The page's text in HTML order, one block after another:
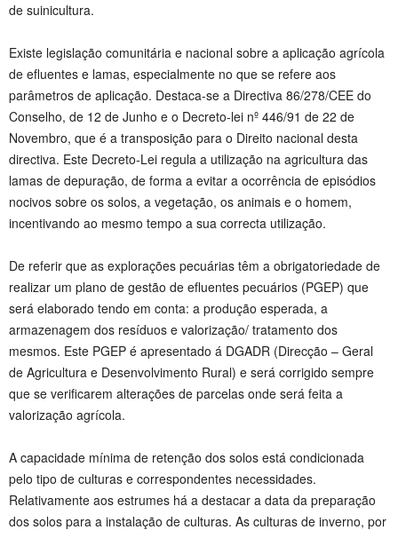
de suinicultura.
Existe legislação comunitária e nacional sobre a aplicação agrícola
de efluentes e lamas, especialmente no que se refere aos
parâmetros de aplicação. Destaca-se a Directiva 86/278/CEE do
Conselho, de 12 de Junho e o Decreto-lei nº 446/91 de 22 de
Novembro, que é a transposição para o Direito nacional desta
directiva. Este Decreto-Lei regula a utilização na agricultura das
lamas de depuração, de forma a evitar a ocorrência de episódios
nocivos sobre os solos, a vegetação, os animais e o homem,
incentivando ao mesmo tempo a sua correcta utilização.
De referir que as explorações pecuárias têm a obrigatoriedade de
realizar um plano de gestão de efluentes pecuários (PGEP) que
será elaborado tendo em conta: a produção esperada, a
armazenagem dos resíduos e valorização/ tratamento dos
mesmos. Este PGEP é apresentado á DGADR (Direcção – Geral
de Agricultura e Desenvolvimento Rural) e será corrigido sempre
que se verificarem alterações de parcelas onde será feita a
valorização agrícola.
A capacidade mínima de retenção dos solos está condicionada
pelo tipo de culturas e correspondentes necessidades.
Relativamente aos estrumes há a destacar a data da preparação
dos solos para a instalação de culturas. As culturas de inverno, por